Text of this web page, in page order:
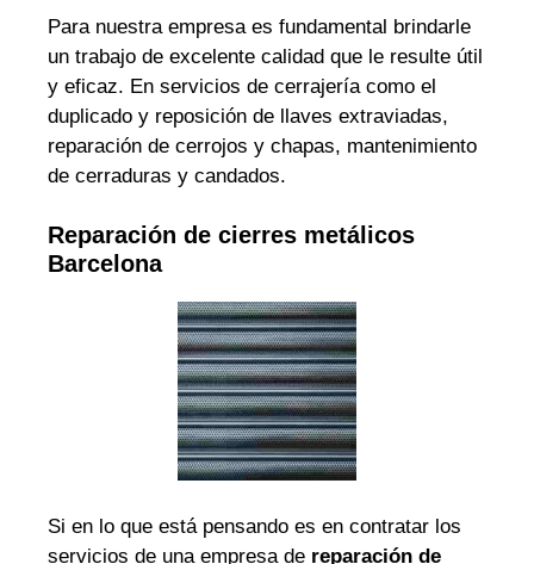
Para nuestra empresa es fundamental brindarle
un trabajo de excelente calidad que le resulte útil
y eficaz. En servicios de cerrajería como el
duplicado y reposición de llaves extraviadas,
reparación de cerrojos y chapas, mantenimiento
de cerraduras y candados.
Reparación de cierres metálicos
Barcelona
Si en lo que está pensando es en contratar los
servicios de una empresa de reparación de